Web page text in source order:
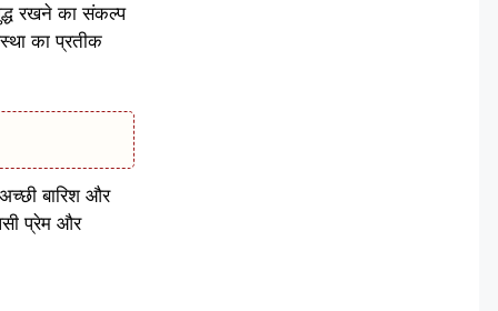
रखने का संकल्प
का प्रतीक
बारिश और
प्रेम और